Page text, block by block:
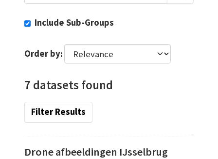
Include Sub-Groups
Order by
7 datasets found
Filter Results
Drone afbeeldingen IJsselbrug